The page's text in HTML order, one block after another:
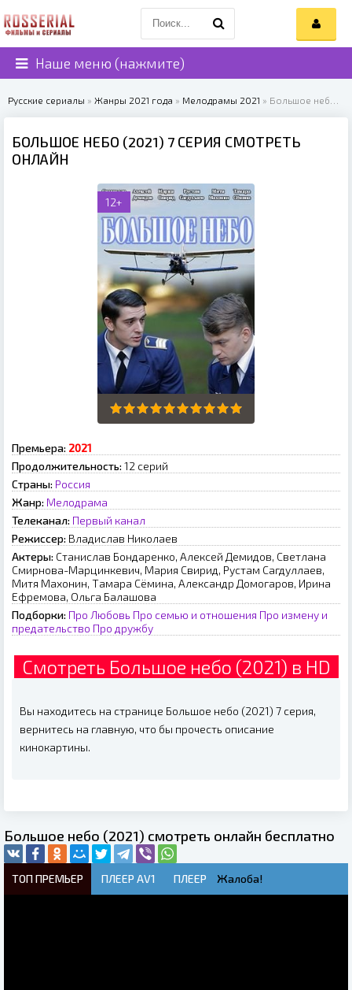
Наше меню (нажмите)
Русские сериалы » Жанры 2021 года » Мелодрамы 2021 » Большое небо (2021)
БОЛЬШОЕ НЕБО (2021) 7 СЕРИЯ СМОТРЕТЬ
ОНЛАЙН
12+
Премьера: 2021
Продолжительность: 12 серий
Страны: Россия
Жанр: Мелодрама
Телеканал: Первый канал
Режиссер: Владислав Николаев
Актеры: Станислав Бондаренко, Алексей Демидов, Светлана
Смирнова-Марцинкевич, Мария Свирид, Рустам Сагдуллаев,
Митя Махонин, Тамара Сёмина, Александр Домогаров, Ирина
Ефремова, Ольга Балашова
Подборки: Про Любовь Про семью и отношения Про измену и
предательство Про дружбу
Смотреть Большое небо (2021) в HD
Вы находитесь на странице Большое небо (2021) 7 серия,
вернитесь на главную, что бы прочесть описание
кинокартины.
Большое небо (2021) смотреть онлайн бесплатно
ТОП ПРЕМЬЕР ПЛЕЕР AV1 ПЛЕЕР Жалоба!